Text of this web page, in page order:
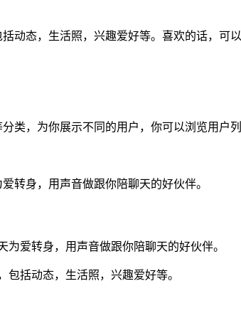
动态，生活照，兴趣爱好等。喜欢的话，可以
类，为你展示不同的用户，你可以浏览用户
转身，用声音做跟你陪聊天的好伙伴。
为爱转身，用声音做跟你陪聊天的好伙伴。
包括动态，生活照，兴趣爱好等。